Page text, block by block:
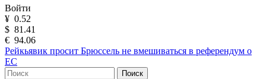
Войти
¥ 0.52
$ 81.41
€ 94.06
Рейкьявик просит Брюссель не вмешиваться в референдум о
ЕС
Поиск